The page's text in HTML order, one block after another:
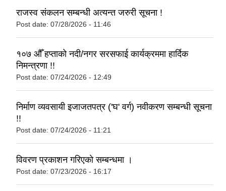
राजस्व संकलन सम्बन्धी अत्यन्त जरुरी सूचना !
Post date: 07/28/2026 - 11:46
१०७ औँ हप्ताको नदी/नगर सरसफाई कार्यक्रममा हार्दिक
निमन्त्रणा !!
Post date: 07/24/2026 - 12:49
निर्माण व्यवसायी इजाजतपत्र ('घ' वर्ग) नवीकरण सम्बन्धी सूचना
!!
Post date: 07/24/2026 - 11:21
विवरण प्रकाशन गरिएकाे सम्बन्धमा ।
Post date: 07/23/2026 - 16:17